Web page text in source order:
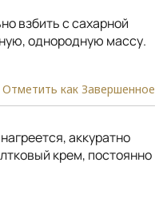
взбить с сахарной
однородную массу.
Отметить как Завершенное
аккуратно
крем, постоянно